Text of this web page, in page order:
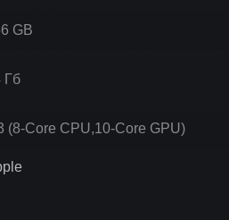
GB
Гб
(8-Core CPU,10-Core GPU)